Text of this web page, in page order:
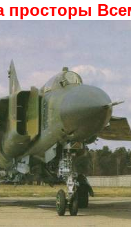
просторы